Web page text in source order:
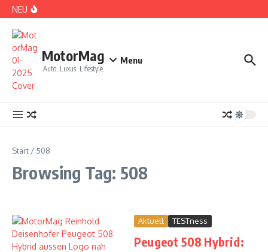
Zum Inhalt springen
NEU
MotorMag
Auto. Luxus. Lifestyle.
Menu
Start / 508
Browsing Tag: 508
Aktuell TESTness
Peugeot 508 Hybrid: